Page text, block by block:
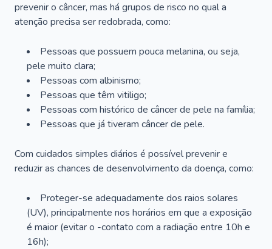
prevenir o câncer, mas há grupos de risco no qual a
atenção precisa ser redobrada, como:
Pessoas que possuem pouca melanina, ou seja,
pele muito clara;
Pessoas com albinismo;
Pessoas que têm vitiligo;
Pessoas com histórico de câncer de pele na família;
Pessoas que já tiveram câncer de pele.
Com cuidados simples diários é possível prevenir e
reduzir as chances de desenvolvimento da doença, como:
Proteger-se adequadamente dos raios solares
(UV), principalmente nos horários em que a exposição
é maior (evitar o -contato com a radiação entre 10h e
16h);